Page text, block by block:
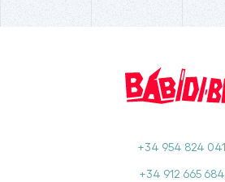
+34 954 824 041
+34 912 665 684